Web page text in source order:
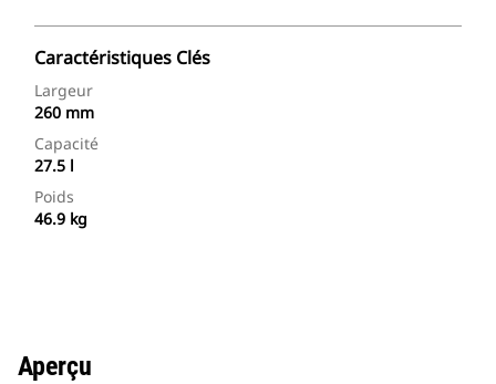
Caractéristiques Clés
Largeur
260 mm
Capacité
27.5 l
Poids
46.9 kg
Aperçu